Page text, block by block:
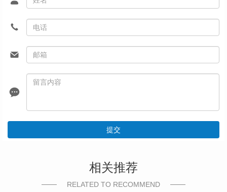
提交
相关推荐
RELATED TO RECOMMEND